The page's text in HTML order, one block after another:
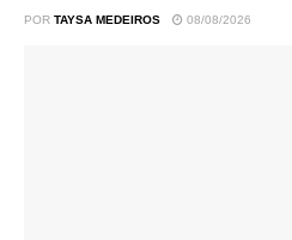
POR TAYSA MEDEIROS 08/08/2026